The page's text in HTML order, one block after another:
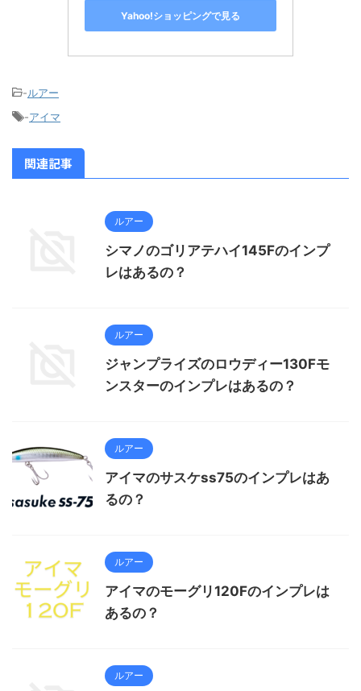
Yahoo!ショッピングで見る
-ルアー
-アイマ
関連記事
ルアー
シマノのゴリアテハイ145Fのインプ
レはあるの？
ルアー
ジャンプライズのロウディー130Fモ
ンスターのインプレはあるの？
ルアー
アイマのサスケss75のインプレはあ
るの？
ルアー
アイマのモーグリ120Fのインプレは
あるの？
ルアー